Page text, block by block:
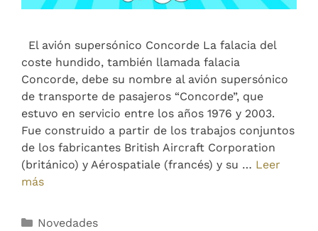
El avión supersónico Concorde La falacia del
coste hundido, también llamada falacia
Concorde, debe su nombre al avión supersónico
de transporte de pasajeros “Concorde”, que
estuvo en servicio entre los años 1976 y 2003.
Fue construido a partir de los trabajos conjuntos
de los fabricantes British Aircraft Corporation
(británico) y Aérospatiale (francés) y su … Leer
más
Novedades